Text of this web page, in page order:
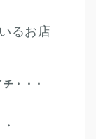
るお店
・・・